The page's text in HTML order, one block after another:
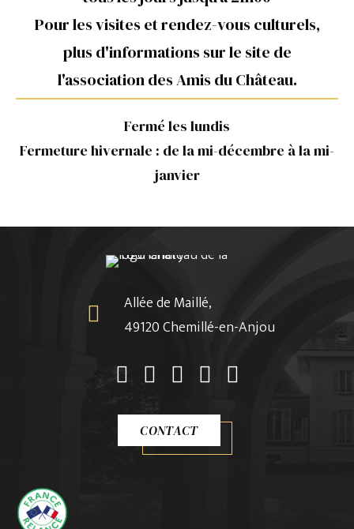
Pour les visites et rendez-vous culturels,
plus d'informations sur le site de
l'association des Amis du Château.
Fermé les lundis
Fermeture hivernale : de la mi-décembre à la mi-
janvier
Allée de Maillé,
49120 Chemillé-en-Anjou
CONTACT